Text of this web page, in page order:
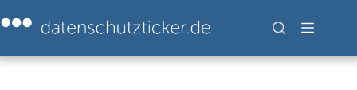
Inhalt
springen